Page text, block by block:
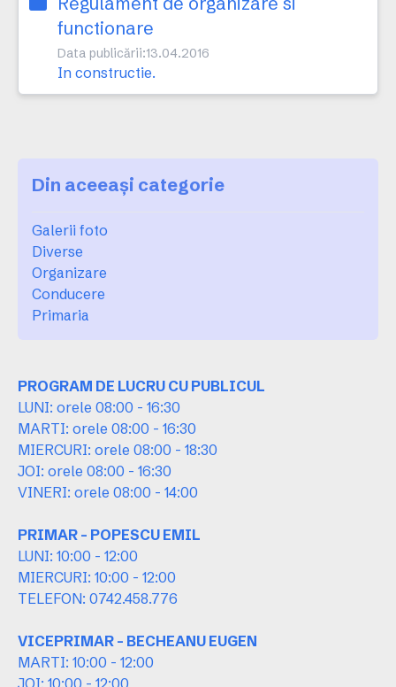
functionare
Data publicării:13.04.2016
In constructie.
Din aceeași categorie
Galerii foto
Diverse
Organizare
Conducere
Primaria
PROGRAM DE LUCRU CU PUBLICUL
LUNI: orele 08:00 - 16:30
MARTI: orele 08:00 - 16:30
MIERCURI: orele 08:00 - 18:30
JOI: orele 08:00 - 16:30
VINERI: orele 08:00 - 14:00
PRIMAR - POPESCU EMIL
LUNI: 10:00 - 12:00
MIERCURI: 10:00 - 12:00
TELEFON: 0742.458.776
VICEPRIMAR - BECHEANU EUGEN
MARTI: 10:00 - 12:00
JOI: 10:00 - 12:00